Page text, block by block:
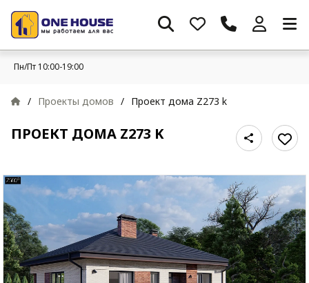
Пн/Пт 10:00-19:00
/ Проекты домов / Проект дома Z273 k
ПРОЕКТ ДОМА Z273 K